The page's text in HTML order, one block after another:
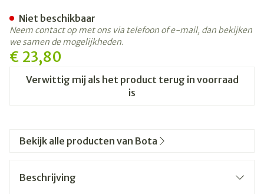
€ 23,80
Verwittig mij als het product terug in voorraad
is
Niet beschikbaar
Neem contact op met ons via telefoon of e-mail, dan bekijken
we samen de mogelijkheden.
Bekijk alle producten van Bota
Beschrijving